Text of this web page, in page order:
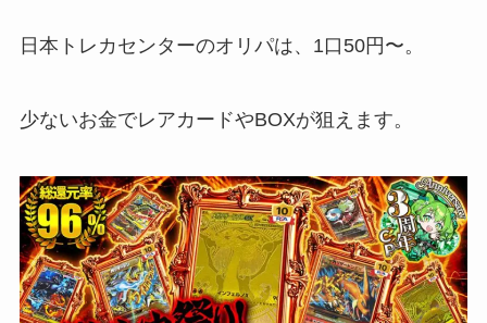
日本トレカセンターのオリパは、1口50円〜。
少ないお金でレアカードやBOXが狙えます。